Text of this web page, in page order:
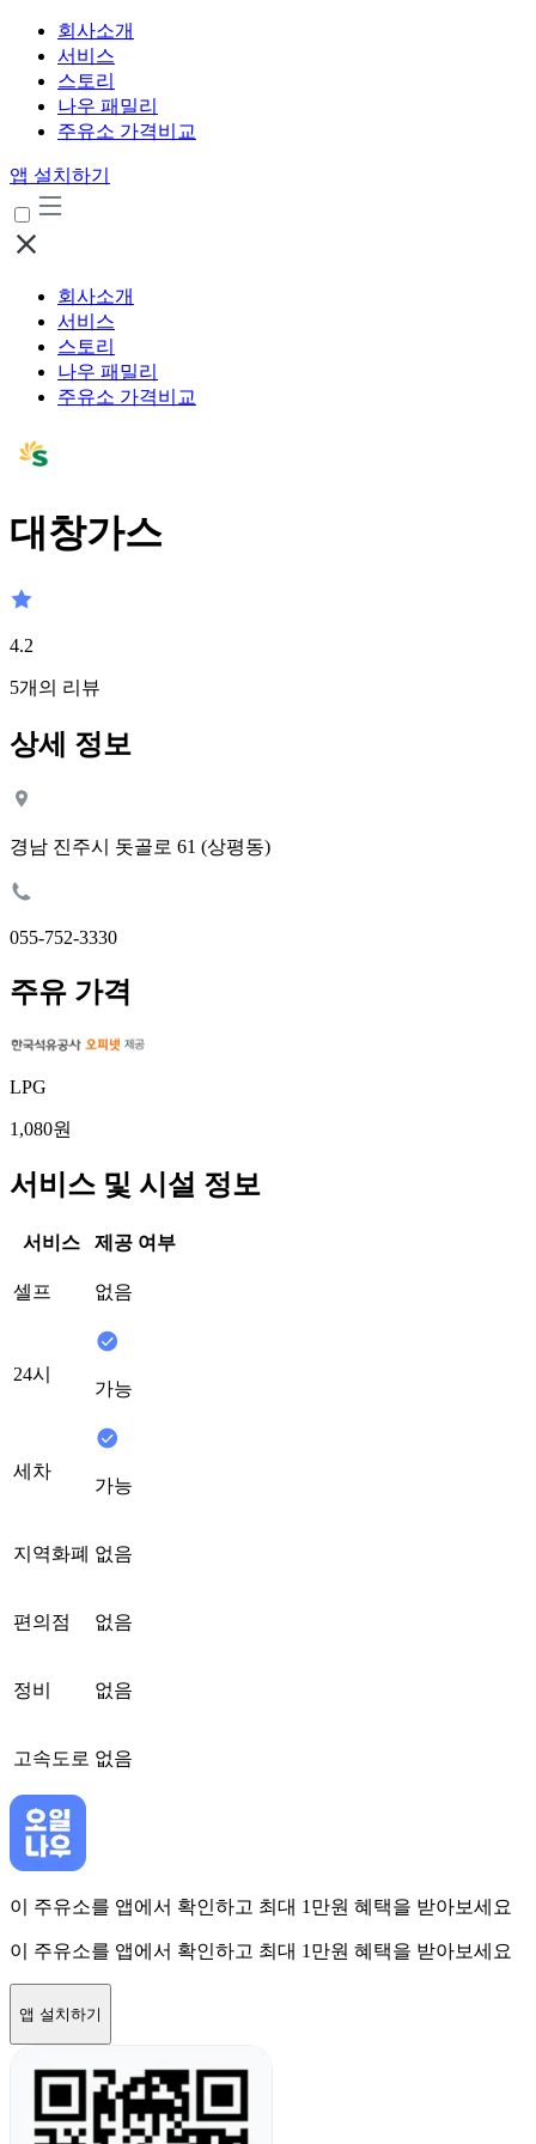
회사소개
서비스
스토리
나우 패밀리
주유소 가격비교
앱 설치하기
회사소개
서비스
스토리
나우 패밀리
주유소 가격비교
대창가스
4.2
5개의 리뷰
상세 정보
경남 진주시 돗골로 61 (상평동)
055-752-3330
주유 가격
LPG
1,080원
서비스 및 시설 정보
서비스 제공 여부
셀프 없음
24시
가능
세차
가능
지역화폐 없음
편의점 없음
정비 없음
고속도로 없음
이 주유소를 앱에서 확인하고 최대 1만원 혜택을 받아보세요
이 주유소를 앱에서 확인하고 최대 1만원 혜택을 받아보세요
앱 설치하기